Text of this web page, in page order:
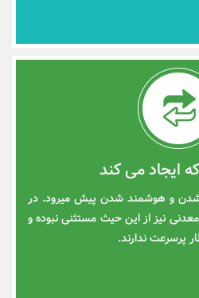
شدن و هوشمند شدن پیش می­رود. در
نیز از این حیث مستثنی نبوده و
پرسرعت ندارند.
ایجاد می کند